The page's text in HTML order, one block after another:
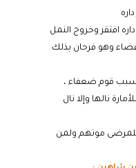
افتقر وخروج النمل
وهو فرحان بذلك
بسبب قوم ضعفاء ،
نالها وإلا نال
موتهم ولمن